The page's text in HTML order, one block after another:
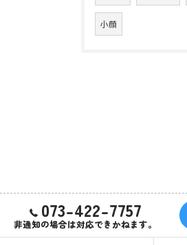
小顔
073-422-7757
非通知の場合は対応できかねます。